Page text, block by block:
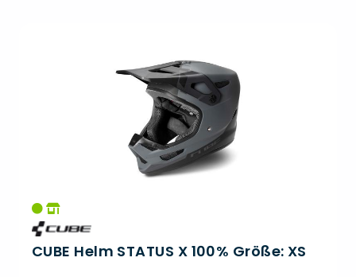
CUBE Helm STATUS X 100% Größe: XS